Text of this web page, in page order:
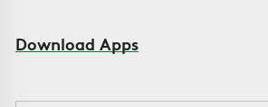
Download Apps